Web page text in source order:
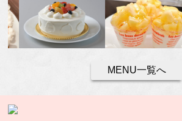
MENU一覧へ